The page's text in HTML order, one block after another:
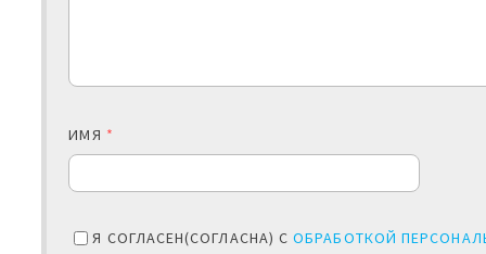
ИМЯ *
Я СОГЛАСЕН(СОГЛАСНА) СОБРАБОТКОЙ